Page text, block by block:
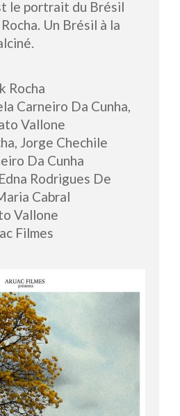
le portrait du Brésil
Un Brésil à la
Rocha
Carneiro Da Cunha,
Vallone
Jorge Chechile
Da Cunha
Rodrigues De
Cabral
Vallone
Filmes